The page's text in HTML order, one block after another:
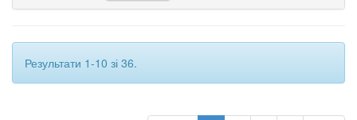
Результати 1-10 зі 36.